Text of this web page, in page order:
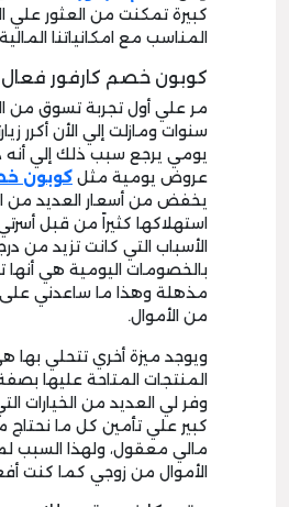
كبيرة تمكنت من العثور علي
المناسب مع امكانياتنا
كوبون خصم كارفور
سنوات ومازلت إلي الأن أكرر
يومي يرجع سبب ذلك إلي أنه
عروض يومية مثل كوبون
يخفض من أسعار العديد من
استهلاكها كثيراً من قبل
الأسباب التي كانت تزيد من
بالخصومات اليومية هي
مذهلة وهذا ما ساعدني على
من الأموال.
ويوجد ميزة أخري تتحلي بها
المنتجات المتاحة عليها
وفر لي العديد من الخيارات
كبير علي تأمين كل ما
مالي معقول، ولهذا السبب
الأموال من زوجي كما كنت